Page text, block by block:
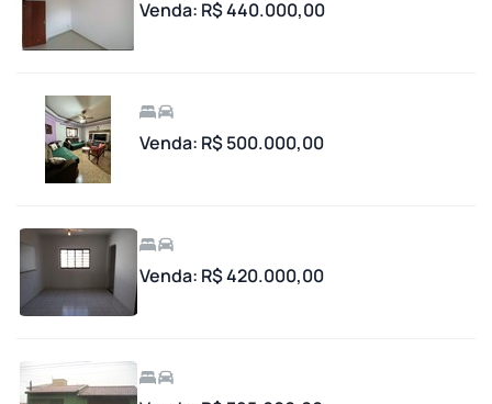
Venda: R$ 440.000,00
Venda: R$ 500.000,00
Venda: R$ 420.000,00